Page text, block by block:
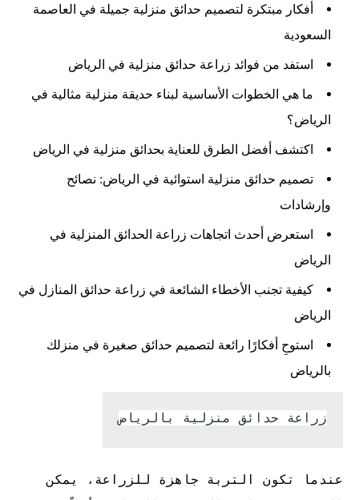
أفكار مبتكرة لتصميم حدائق منزلية جميلة في العاصمة
السعودية
استفد من فوائد زراعة حدائق منزلية في الرياض
ما هي الخطوات الأساسية لبناء حديقة منزلية مثالية في
الرياض؟
اكتشف أفضل الطرق للعناية بحدائق منزلية في الرياض
تصميم حدائق منزلية استوائية في الرياض: نصائح
وإرشادات
استعرض أحدث اتجاهات زراعة الحدائق المنزلية في
الرياض
كيفية تجنب الأخطاء الشائعة في زراعة حدائق المنازل في
الرياض
استوحِ أفكارًا رائعة لتصميم حدائق صغيرة في منزلك
بالرياض
زراعة حدائق منزلية بالرياض
عندما تكون التربة جاهزة للزراعة، يمكن